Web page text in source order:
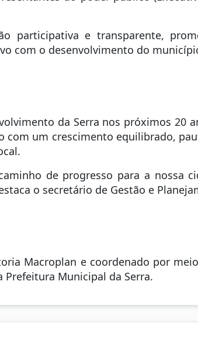
participativa e transparente,
com o desenvolvimento do
da Serra nos próximos 20
com um crescimento equilibrado,
de progresso para a nossa
o secretário de Gestão e
Macroplan e coordenado por
Prefeitura Municipal da Serra.